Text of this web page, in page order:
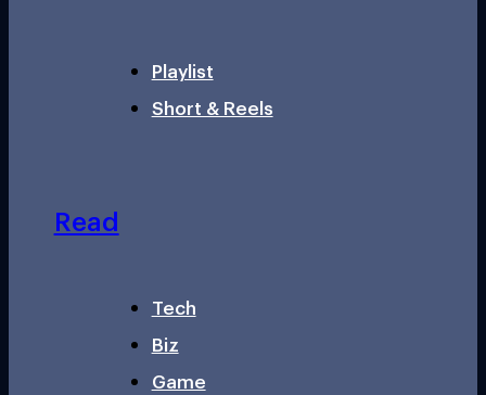
Playlist
Short & Reels
Read
Tech
Biz
Game